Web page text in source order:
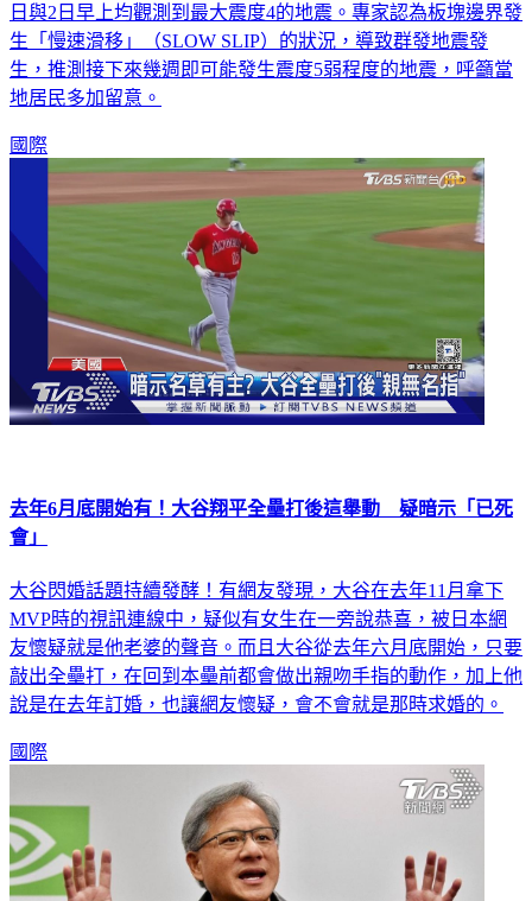
日與2日早上均觀測到最大震度4的地震。專家認為板塊邊界發
生「慢速滑移」（SLOW SLIP）的狀況，導致群發地震發
生，推測接下來幾週即可能發生震度5弱程度的地震，呼籲當
地居民多加留意。
國際
去年6月底開始有！大谷翔平全壘打後這舉動 疑暗示「已死
會」
大谷閃婚話題持續發酵！有網友發現，大谷在去年11月拿下
MVP時的視訊連線中，疑似有女生在一旁說恭喜，被日本網
友懷疑就是他老婆的聲音。而且大谷從去年六月底開始，只要
敲出全壘打，在回到本壘前都會做出親吻手指的動作，加上他
說是在去年訂婚，也讓網友懷疑，會不會就是那時求婚的。
國際